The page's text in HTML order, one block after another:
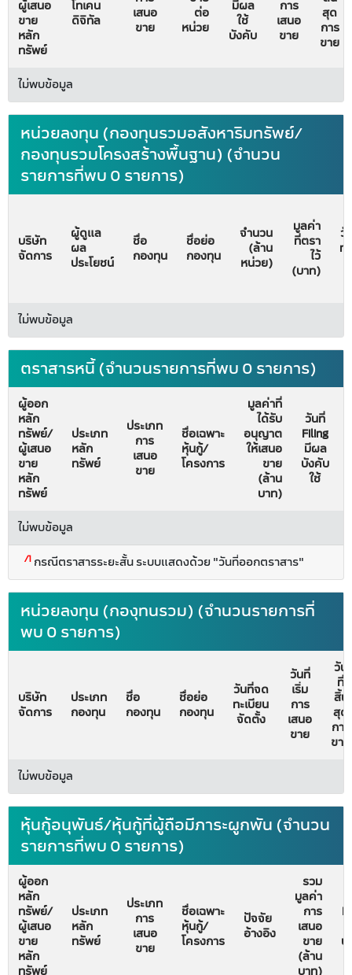
ผู้เสนอ
ขาย
หลัก
ทรัพย์
โทเคน
ดิจิทัล
เสนอ
ขาย
ต่อ
หน่วย
มีผล
ใช้
บังคับ
การ
เสนอ
ขาย
สุด
การ
ขาย
ไม่พบข้อมูล
หน่วยลงทุน (กองทุนรวมอสังหาริมทรัพย์/
กองทุนรวมโครงสร้างพื้นฐาน) (จำนวน
รายการที่พบ 0 รายการ)
บริษัท
จัดการ
ผู้ดูแล
ผล
ประโยชน์
ชื่อ
กองทุน
ชื่อย่อ
กองทุน
จำนวน
(ล้าน
หน่วย)
มูลค่า
ที่ตรา
ไว้
(บาท)
วั
ท
ไม่พบข้อมูล
ตราสารหนี้ (จำนวนรายการที่พบ 0 รายการ)
ผู้ออก
หลัก
ทรัพย์/
ผู้เสนอ
ขาย
หลัก
ทรัพย์
ประเภท
หลัก
ทรัพย์
ประเภท
การ
เสนอ
ขาย
ชื่อเฉพาะ
หุ้นกู้/
โครงการ
มูลค่าที่
ได้รับ
อนุญาต
ให้เสนอ
ขาย
(ล้าน
บาท)
วันที่
Filing
มีผล
บังคับ
ใช้
ไม่พบข้อมูล
/1 กรณีตราสารระยะสั้น ระบบแสดงด้วย "วันที่ออกตราสาร"
หน่วยลงทุน (กองุทนรวม) (จำนวนรายการที่
พบ 0 รายการ)
บริษัท
จัดการ
ประเภท
กองทุน
ชื่อ
กองทุน
ชื่อย่อ
กองทุน
วันที่จด
ทะเบียน
จัดตั้ง
วันที่
เริ่ม
การ
เสนอ
ขาย
วัน
ที่
สิ้น
สุด
การ
ขาย
ไม่พบข้อมูล
หุ้นกู้อนุพันธ์/หุ้นกู้ที่ผู้ถือมีภาระผูกพัน (จำนวน
รายการที่พบ 0 รายการ)
ผู้ออก
หลัก
ทรัพย์/
ผู้เสนอ
ขาย
หลัก
ประเภท
หลัก
ทรัพย์
ประเภท
การ
เสนอ
ขาย
ชื่อเฉพาะ
หุ้นกู้/
โครงการ
ปัจจัย
อ้างอิง
รวม
มูลค่า
การ
เสนอ
ขาย
(ล้าน
บั